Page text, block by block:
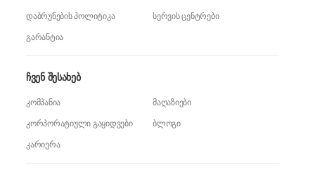
ეკრანის დაცვა
ეკრანის ფორმატი
ჩვენ შესახებ
კომპანია
მაღაზიები
კორპორატიული გაყიდვები
ბლოგი
კარიერა
დაბრუნების პოლიტიკა
სერვის ცენტრები
გარანტია